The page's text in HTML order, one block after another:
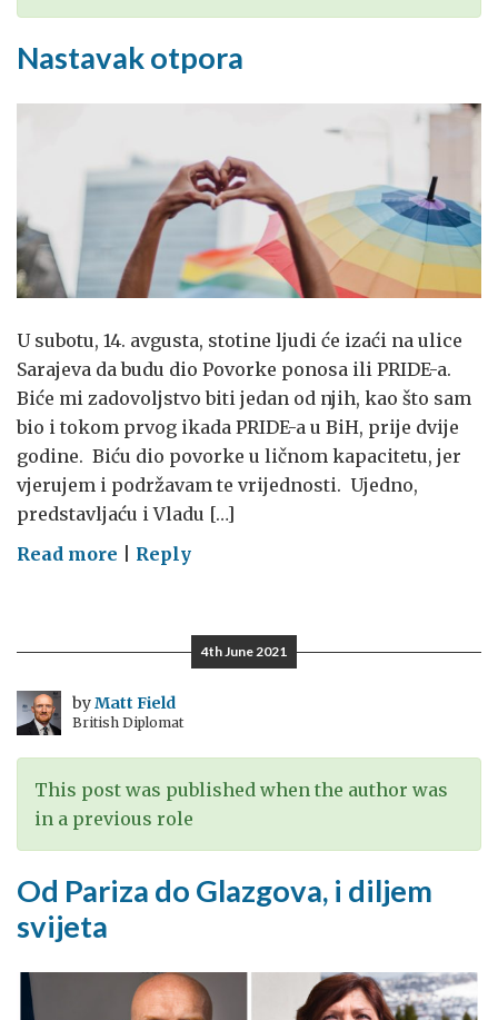
Nastavak otpora
U subotu, 14. avgusta, stotine ljudi će izaći na ulice
Sarajeva da budu dio Povorke ponosa ili PRIDE-a.
Biće mi zadovoljstvo biti jedan od njih, kao što sam
bio i tokom prvog ikada PRIDE-a u BiH, prije dvije
godine. Biću dio povorke u ličnom kapacitetu, jer
vjerujem i podržavam te vrijednosti. Ujedno,
predstavljaću i Vladu […]
Read more onReply
4th June 2021
byMatt Field
British Diplomat
This post was published when the author was
in a previous role
Od Pariza do Glazgova, i diljem
svijeta